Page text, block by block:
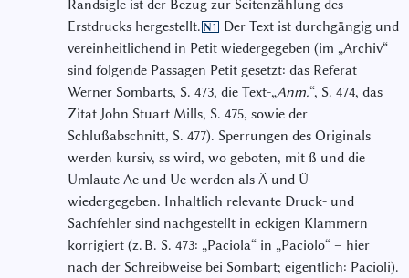
Randsigle ist der Bezug zur Seitenzählung des
Erstdrucks hergestellt. N1
Der Text ist durchgängig und
vereinheitlichend in Petit wiedergegeben (im „Archiv“
sind folgende Passagen Petit gesetzt: das Referat
Werner Sombarts, S. 473, die Text-„Anm.“, S. 474, das
Zitat John Stuart Mills, S. 475, sowie der
Schlußabschnitt, S. 477). Sperrungen des Originals
werden kursiv, ss wird, wo geboten, mit ß und die
Umlaute Ae und Ue werden als Ä und Ü
wiedergegeben. Inhaltlich relevante Druck- und
Sachfehler sind nachgestellt in eckigen Klammern
korrigiert (z. B. S. 473: „Paciola“ in „Paciolo“ – hier
nach der Schreibweise bei Sombart; eigentlich: Pacioli).